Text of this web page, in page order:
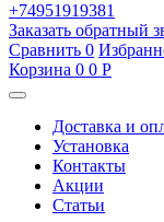
+74951919381
Заказать обратный
Сравнить 0
Корзина 0 0 Р
Доставка и
Установка
Контакты
Акции
Статьи